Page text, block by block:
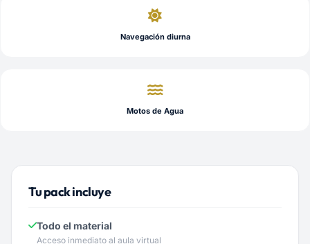
Navegación diurna
Motos de Agua
Tu pack incluye
Todo el material
Acceso inmediato al aula virtual